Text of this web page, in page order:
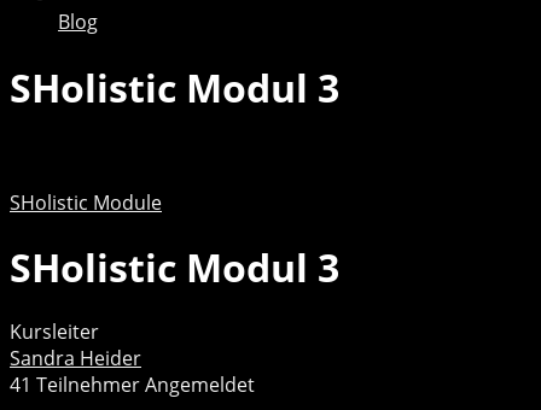
Blog
SHolistic Modul 3
SHolistic Module
SHolistic Modul 3
Kursleiter
Sandra Heider
41 TeilnehmerAngemeldet